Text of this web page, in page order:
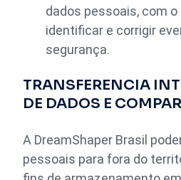
dados pessoais, com o
identificar e corrigir
segurança.
TRANSFERENCIA
DE DADOS E
A DreamShaper Brasil
pessoais para fora do